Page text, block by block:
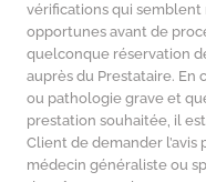
vérifications qui semblent
opportunes avant de
quelconque réservation
auprès du Prestataire. En
ou pathologie grave et
prestation souhaitée, il
Client de demander l’avis
médecin généraliste ou